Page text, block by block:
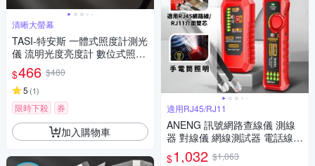
清晰大螢幕
TASI-特安斯 一體式照度計測光
儀 流明光度亮度計 數位式照度
$466 $480
5 (1)
限時下殺 券
加入購物車
適用RJ45/RJ11
ANENG 訊號網路查線儀 測線
器 對線儀 網線測試器 電話線測
試 電力線尋線 電纜偵測 工具
尋線器
$1,032 $1,063